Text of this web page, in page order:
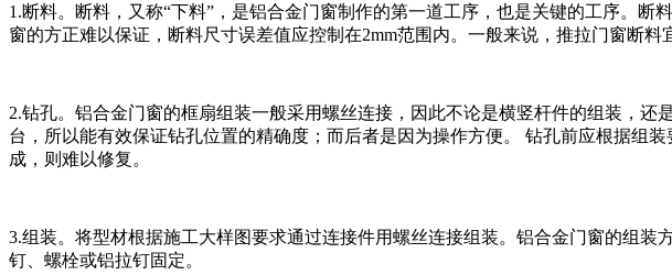
1.断料。断料，又称“下料”，是铝合金门窗制作的第一道工序，也是关键的工序。
窗的方正难以保证，断料尺寸误差值应控制在2mm范围内。一般来说，推拉门窗断
2.钻孔。铝合金门窗的框扇组装一般采用螺丝连接，因此不论是横竖杆件的组装，
台，所以能有效保证钻孔位置的精确度；而后者是因为操作方便。 钻孔前应根据组
成，则难以修复。
3.组装。将型材根据施工大样图要求通过连接件用螺丝连接组装。铝合金门窗的组
钉、螺栓或铝拉钉固定。